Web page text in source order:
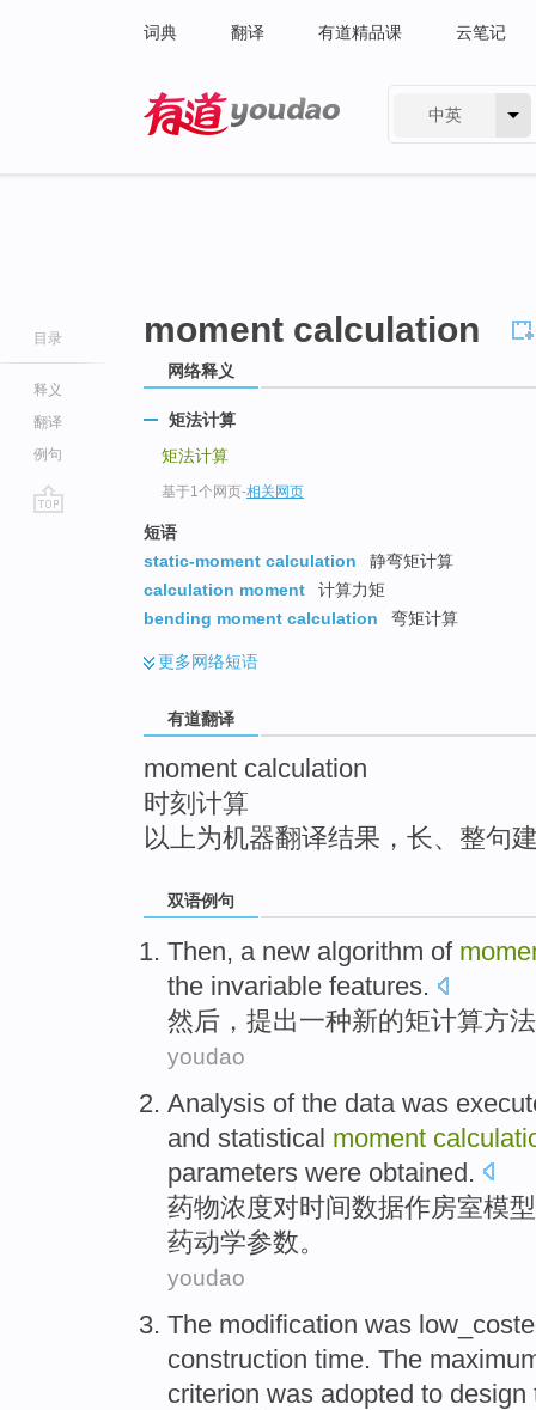
词典 翻译 有道精品课 云笔记
中英
目录
释义
翻译
例句
moment calculation
网络释义
矩法计算
矩法计算
基于1个网页-相关网页
短语
static-moment calculation
静弯矩计算
calculation moment
计算力矩
bending moment calculation
弯矩计算
更多网络短语
有道翻译
moment calculation
时刻计算
以上为机器翻译结果，长、整句
双语例句
Then, a new algorithm of
the invariable features.
然后 ，提出一种新的矩计算方法
youdao
Analysis of the data was
and statistical moment
parameters were obtained.
药物浓度对时间数据作房室模型
药动学参数。
youdao
The modification was
construction time. The
criterion was adopted to design